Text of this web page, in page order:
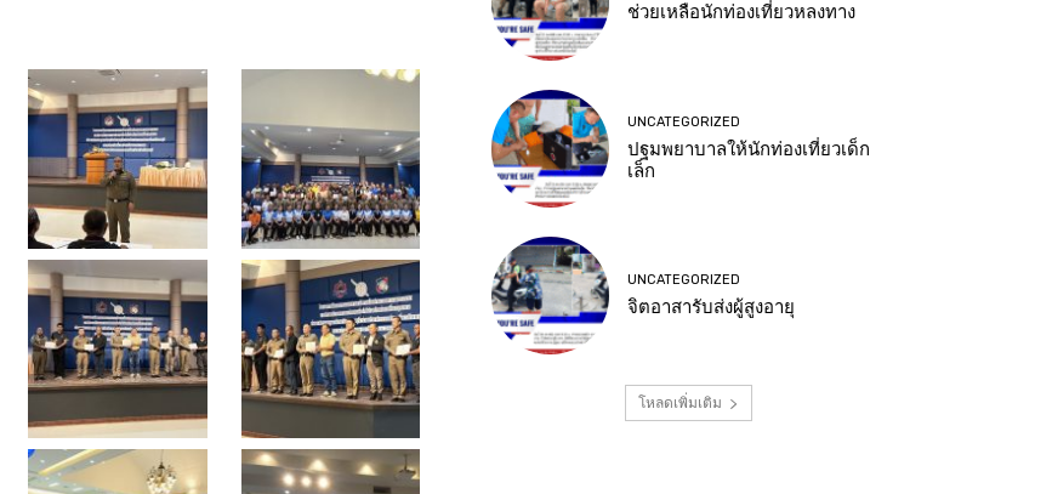
ช่วยเหลือนักท่องเที่ยวหลงทาง
UNCATEGORIZED
ปฐมพยาบาลให้นักท่องเที่ยวเด็ก
เล็ก
UNCATEGORIZED
จิตอาสารับส่งผู้สูงอายุ
โหลดเพิ่มเติม